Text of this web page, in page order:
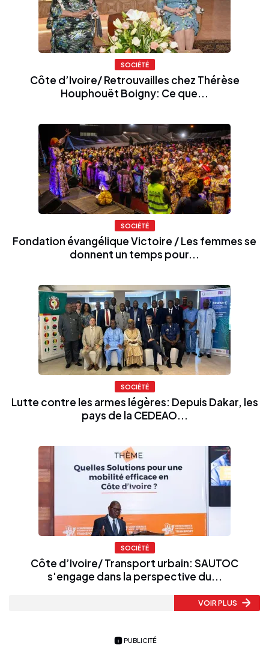
SOCIÉTÉ
Côte d’Ivoire/ Retrouvailles chez Thérèse
Houphouët Boigny: Ce que...
SOCIÉTÉ
Fondation évangélique Victoire / Les femmes se
donnent un temps pour...
SOCIÉTÉ
Lutte contre les armes légères: Depuis Dakar, les
pays de la CEDEAO...
SOCIÉTÉ
Côte d’Ivoire/ Transport urbain: SAUTOC
s'engage dans la perspective du...
VOIR PLUS
PUBLICITÉ